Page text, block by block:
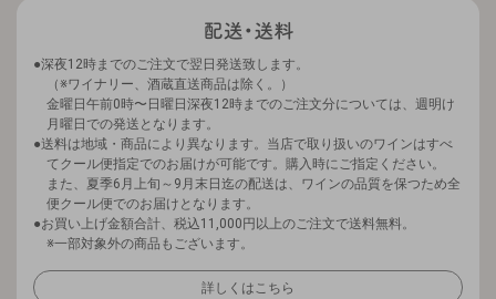
深夜12時までのご注文で翌日発送致します。
（※ワイナリー、酒蔵直送商品は除く。）
金曜日午前0時〜日曜日深夜12時までのご注文分については、週明け
月曜日での発送となります。
送料は地域・商品により異なります。当店で取り扱いのワインはすべ
てクール便指定でのお届けが可能です。購入時にご指定ください。
また、夏季6月上旬～9月末日迄の配送は、ワインの品質を保つため全
便クール便でのお届けとなります。
お買い上げ金額合計、税込11,000円以上のご注文で送料無料。
※一部対象外の商品もございます。
詳しくはこちら